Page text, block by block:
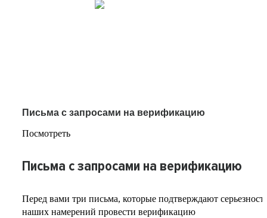
Письма с запросами на верификацию
Посмотреть
Письма с запросами на верификацию
Перед вами три письма, которые подтверждают
наших намерений провести верификацию